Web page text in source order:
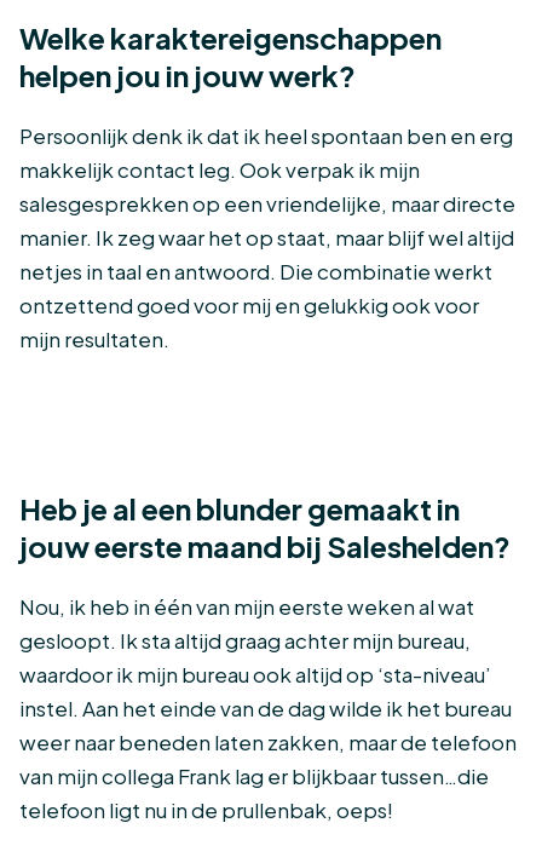
Welke karaktereigenschappen
helpen jou in jouw werk?
Persoonlijk denk ik dat ik heel spontaan ben en erg
makkelijk contact leg. Ook verpak ik mijn
salesgesprekken op een vriendelijke, maar directe
manier. Ik zeg waar het op staat, maar blijf wel altijd
netjes in taal en antwoord. Die combinatie werkt
ontzettend goed voor mij en gelukkig ook voor
mijn resultaten.
Heb je al een blunder gemaakt in
jouw eerste maand bij Saleshelden?
Nou, ik heb in één van mijn eerste weken al wat
gesloopt. Ik sta altijd graag achter mijn bureau,
waardoor ik mijn bureau ook altijd op ‘sta-niveau’
instel. Aan het einde van de dag wilde ik het bureau
weer naar beneden laten zakken, maar de telefoon
van mijn collega Frank lag er blijkbaar tussen…die
telefoon ligt nu in de prullenbak, oeps!